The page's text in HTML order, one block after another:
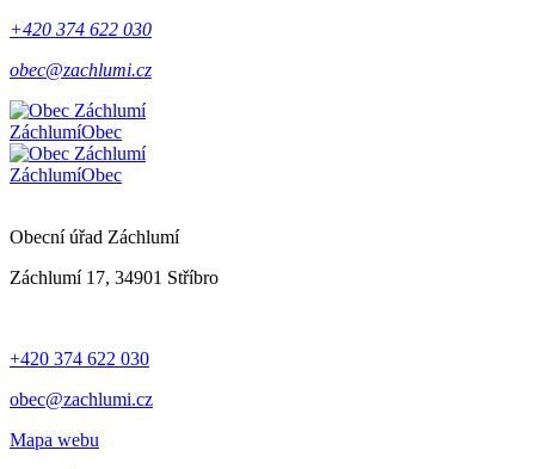
+420 374 622 030
obec@zachlumi.cz
ZáchlumíObec
ZáchlumíObec
Obecní úřad Záchlumí
Záchlumí 17, 34901 Stříbro
+420 374 622 030
obec@zachlumi.cz
Mapa webu